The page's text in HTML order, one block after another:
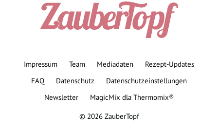
Impressum Team Mediadaten
Rezept-Updates
FAQ
Datenschutz
Datenschutzeinstellungen
Newsletter
MagicMix dla Thermomix®
© 2026 ZauberTopf